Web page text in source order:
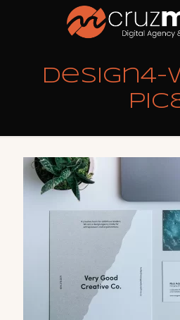
design4-